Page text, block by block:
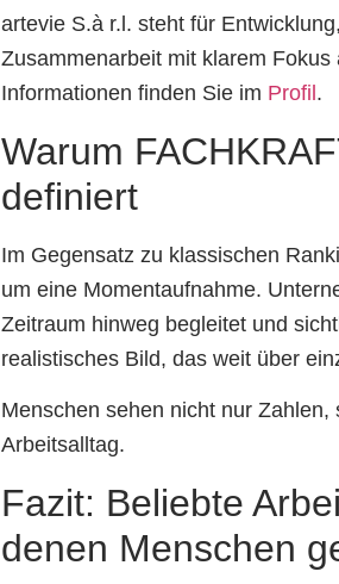
artevie S.à r.l. steht für
Zusammenarbeit mit klarem
Informationen finden Sie im Profil .
Warum
definiert
Im Gegensatz zu klassischen
um eine Momentaufnahme.
Zeitraum hinweg begleitet und
realistisches Bild, das weit über
Menschen sehen nicht nur
Arbeitsalltag.
Fazit: Beliebte
denen Menschen